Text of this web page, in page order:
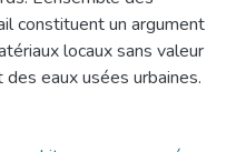
constituent un argument
locaux sans valeur
des eaux usées urbaines.